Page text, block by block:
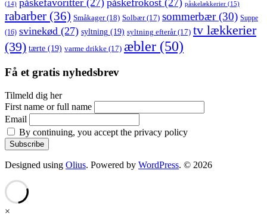
(14) påskefavoritter (27) påskefrokost (27) påskelækkerier (15)
rabarber (36) Småkager(18) Solbær(17) sommerbær(30) Suppe
(16) svinekød (27) syltning (19) syltning efterår(17) tv lækkerier
(39) tærte (19) varme drikke (17) æbler (50)
Få et gratis nyhedsbrev
Tilmeld dig her
First name or full name
Email
By continuing, you accept the privacy policy
Designed using Olius. Powered by WordPress. © 2026
×